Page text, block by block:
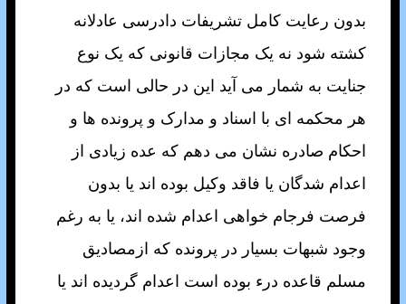
بدون رعايت کامل تشريفات دادرسی عادلانه
کشته شود نه يک مجازات قانونی که يک نوع
جنايت به شمار می آيد اين در حالی است که در
هر محکمه ای با اسناد و مدارک و پرونده ها و
احکام صادره نشان می دهم که عده زيادی از
اعدام شدگان يا فاقد وکيل بوده اند يا بدون
فرصت فرجام خواهی اعدام شده اند، يا به رغم
وجود شبهات بسيار در پرونده که ازمصاديق
مسلم قاعده درء بوده است اعدام گرديده اند يا